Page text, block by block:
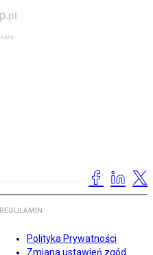
REGULAMIN
Polityka Prywatności
Zmiana ustawień zgód